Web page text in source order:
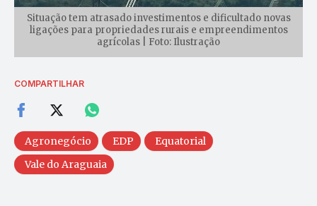
Situação tem atrasado investimentos e dificultado novas
ligações para propriedades rurais e empreendimentos
agrícolas | Foto: Ilustração
COMPARTILHAR
Agronegócio EDP
Equatorial
Vale do Araguaia